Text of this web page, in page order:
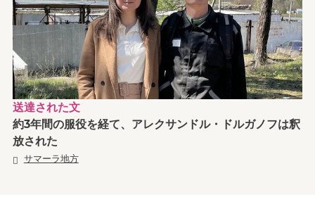
送達された文
約3年間の服役を経て、アレクサンドル・ドルガノフは釈
放された
サマーラ地方